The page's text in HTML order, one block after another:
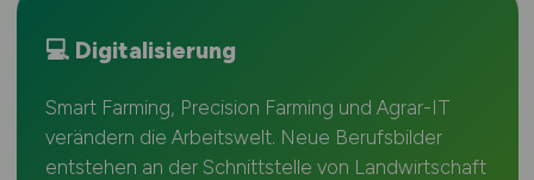
💻 Digitalisierung
Smart Farming, Precision Farming und Agrar-IT
verändern die Arbeitswelt. Neue Berufsbilder
entstehen an der Schnittstelle von Landwirtschaft